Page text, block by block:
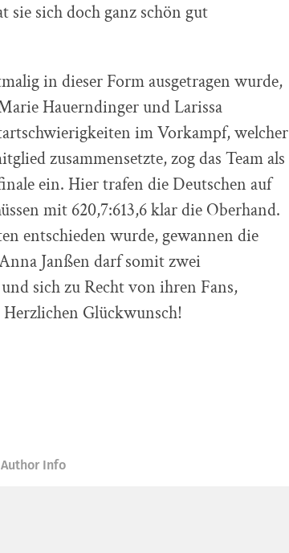
sie sich doch ganz schön gut
in dieser Form ausgetragen wurde,
Hauerndinger und Larissa
im Vorkampf, welcher
zusammensetzte, zog das Team als
ein. Hier trafen die Deutschen auf
mit 620,7:613,6 klar die Oberhand.
entschieden wurde, gewannen die
Janßen darf somit zwei
sich zu Recht von ihren Fans,
Glückwunsch!
Author Info